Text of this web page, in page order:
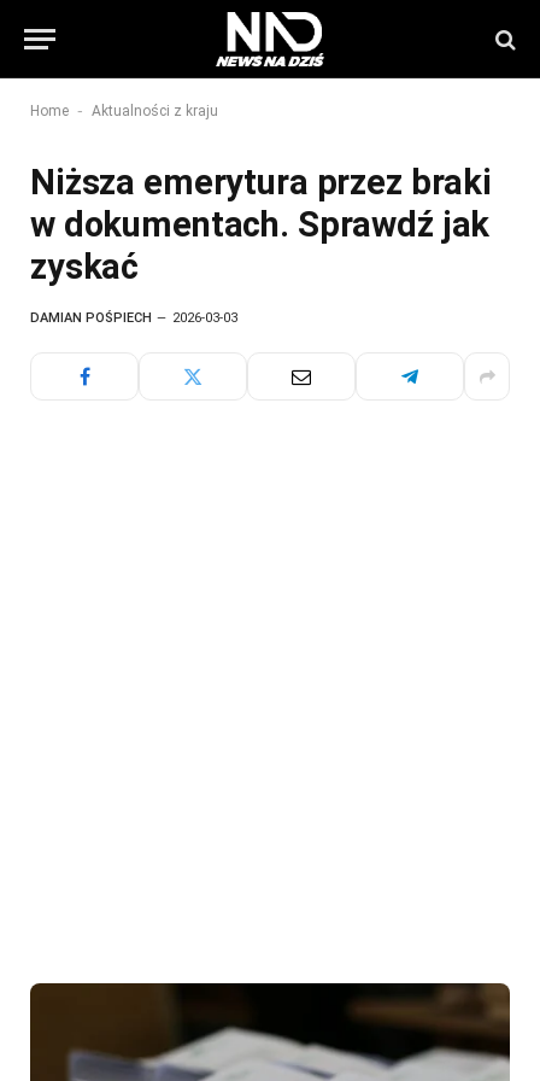
Home - Aktualności z kraju
Niższa emerytura przez braki
w dokumentach. Sprawdź jak
zyskać
DAMIAN POŚPIECH 2026-03-03